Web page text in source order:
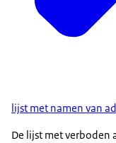
lijst met namen van
De lijst met verboden